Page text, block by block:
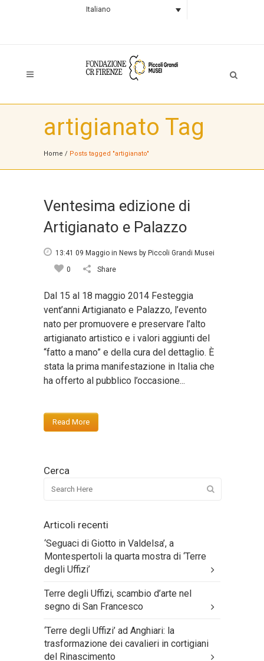
Italiano
artigianato Tag
Home / Posts tagged "artigianato"
Ventesima edizione di
Artigianato e Palazzo
13:41 09 Maggio in News by Piccoli Grandi Musei
0
Share
Dal 15 al 18 maggio 2014 Festeggia
vent’anni Artigianato e Palazzo, l’evento
nato per promuovere e preservare l’alto
artigianato artistico e i valori aggiunti del
“fatto a mano” e della cura del dettaglio. È
stata la prima manifestazione in Italia che
ha offerto al pubblico l’occasione...
Read More
Cerca
Articoli recenti
‘Seguaci di Giotto in Valdelsa’, a
Montespertoli la quarta mostra di ‘Terre
degli Uffizi’
Terre degli Uffizi, scambio d’arte nel
segno di San Francesco
‘Terre degli Uffizi’ ad Anghiari: la
trasformazione dei cavalieri in cortigiani
del Rinascimento